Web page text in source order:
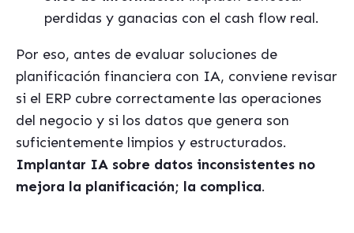
perdidas y ganacias con el cash flow real.
Por eso, antes de evaluar soluciones de
planificación financiera con IA, conviene revisar
si el ERP cubre correctamente las operaciones
del negocio y si los datos que genera son
suficientemente limpios y estructurados.
Implantar IA sobre datos inconsistentes no
mejora la planificación; la complica.